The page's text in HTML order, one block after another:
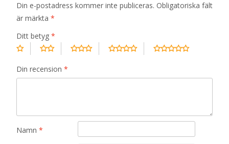
Din e-postadress kommer inte publiceras. Obligatoriska fält
är märkta *
Ditt betyg *
Din recension *
Namn *